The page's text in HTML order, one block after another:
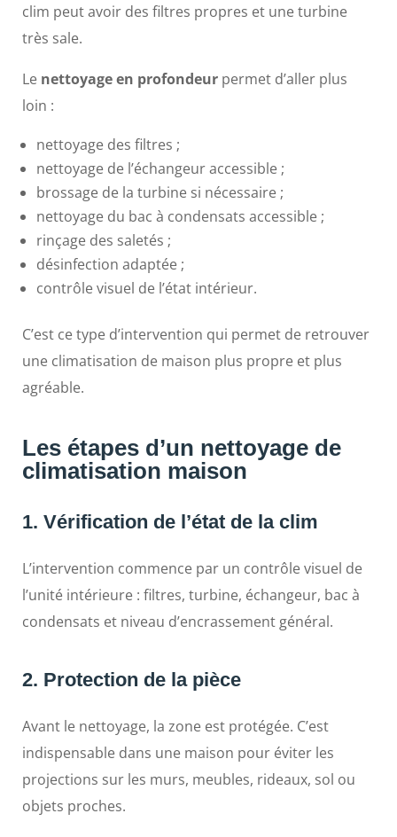
clim peut avoir des filtres propres et une turbine
très sale.
Le nettoyage en profondeur permet d’aller plus
loin :
nettoyage des filtres ;
nettoyage de l’échangeur accessible ;
brossage de la turbine si nécessaire ;
nettoyage du bac à condensats accessible ;
rinçage des saletés ;
désinfection adaptée ;
contrôle visuel de l’état intérieur.
C’est ce type d’intervention qui permet de retrouver
une climatisation de maison plus propre et plus
agréable.
Les étapes d’un nettoyage de
climatisation maison
1. Vérification de l’état de la clim
L’intervention commence par un contrôle visuel de
l’unité intérieure : filtres, turbine, échangeur, bac à
condensats et niveau d’encrassement général.
2. Protection de la pièce
Avant le nettoyage, la zone est protégée. C’est
indispensable dans une maison pour éviter les
projections sur les murs, meubles, rideaux, sol ou
objets proches.